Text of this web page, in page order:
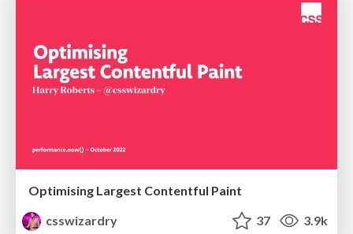
Optimising Largest Contentful Paint
csswizardry
37 3.9k